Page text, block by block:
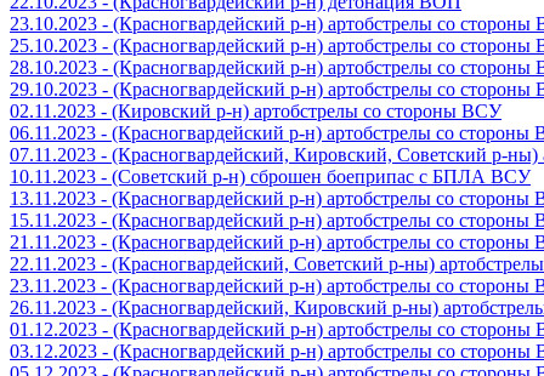
23.10.2023 - (Красногвардейский р-н) артобстрелы со
25.10.2023 - (Красногвардейский р-н) артобстрелы со
28.10.2023 - (Красногвардейский р-н) артобстрелы со
29.10.2023 - (Красногвардейский р-н) артобстрелы со
02.11.2023 - (Кировский р-н) артобстрелы со стороны ВСУ
06.11.2023 - (Красногвардейский р-н) артобстрелы со стороны
07.11.2023 - (Красногвардейский, Кировский, Советский р-
10.11.2023 - (Советский р-н) сброшен боеприпас с БПЛА ВСУ
13.11.2023 - (Красногвардейский р-н) артобстрелы со стороны
15.11.2023 - (Красногвардейский р-н) артобстрелы со стороны
21.11.2023 - (Красногвардейский р-н) артобстрелы со стороны
22.11.2023 - (Красногвардейский, Советский р-ны)
23.11.2023 - (Красногвардейский р-н) артобстрелы со стороны
26.11.2023 - (Красногвардейский, Кировский р-ны)
01.12.2023 - (Красногвардейский р-н) артобстрелы со
03.12.2023 - (Красногвардейский р-н) артобстрелы со